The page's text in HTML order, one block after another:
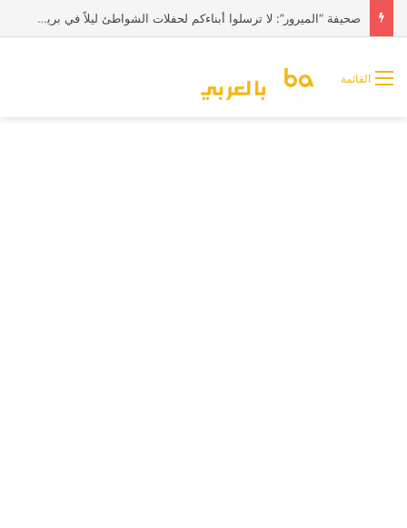
صحيفة “الميرور”: لا ترسلوا أبناءكم لحفلات الشواطئ ليلاً في بريطانيا
القائمة